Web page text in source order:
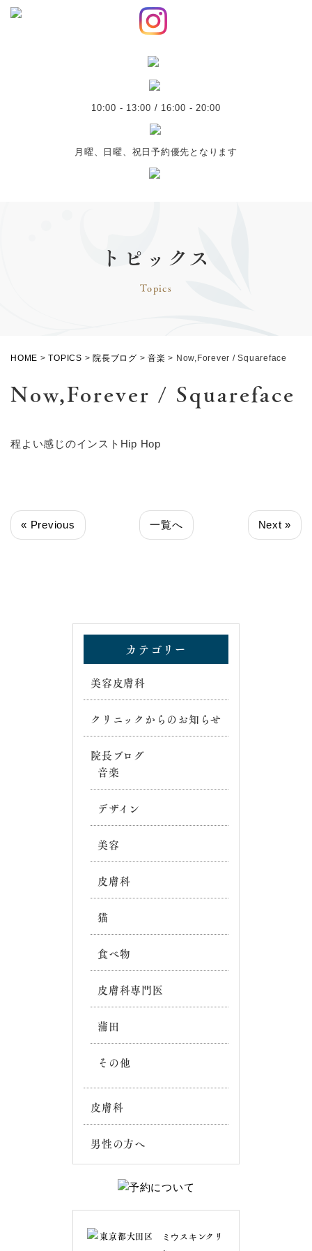
10:00 - 13:00 / 16:00 - 20:00
月曜、日曜、祝日予約優先となります
トピックス
Topics
HOME >TOPICS > 院長ブログ > 音楽 > Now,Forever / Squareface
Now,Forever / Squareface
程よい感じのインストHip Hop
« Previous 一覧へ Next »
カテゴリー
美容皮膚科
クリニックからのお知らせ
院長ブログ
音楽
デザイン
美容
皮膚科
猫
食べ物
皮膚科専門医
蒲田
その他
皮膚科
男性の方へ